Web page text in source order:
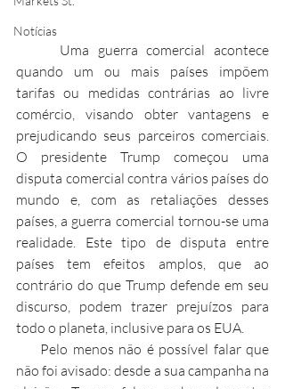
Notícias
quando um ou mais países impõem
tarifas ou medidas contrárias ao livre
comércio, visando obter vantagens e
prejudicando seus parceiros comerciais.
O presidente Trump começou uma
disputa comercial contra vários países do
mundo e, com as retaliações desses
países, a guerra comercial tornou-se uma
realidade. Este tipo de disputa entre
países tem efeitos amplos, que ao
contrário do que Trump defende em seu
discurso, podem trazer prejuízos para
todo o planeta, inclusive para os EUA.
não foi avisado: desde a sua campanha na